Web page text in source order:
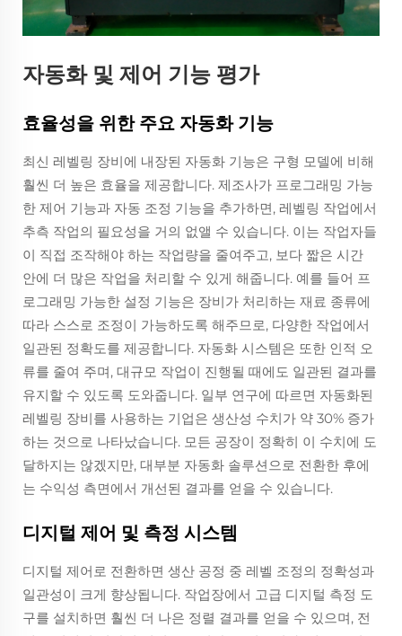
자동화 및 제어 기능 평가
효율성을 위한 주요 자동화 기능
최신 레벨링 장비에 내장된 자동화 기능은 구형 모델에 비해
훨씬 더 높은 효율을 제공합니다. 제조사가 프로그래밍 가능
한 제어 기능과 자동 조정 기능을 추가하면, 레벨링 작업에서
추측 작업의 필요성을 거의 없앨 수 있습니다. 이는 작업자들
이 직접 조작해야 하는 작업량을 줄여주고, 보다 짧은 시간
안에 더 많은 작업을 처리할 수 있게 해줍니다. 예를 들어 프
로그래밍 가능한 설정 기능은 장비가 처리하는 재료 종류에
따라 스스로 조정이 가능하도록 해주므로, 다양한 작업에서
일관된 정확도를 제공합니다. 자동화 시스템은 또한 인적 오
류를 줄여 주며, 대규모 작업이 진행될 때에도 일관된 결과를
유지할 수 있도록 도와줍니다. 일부 연구에 따르면 자동화된
레벨링 장비를 사용하는 기업은 생산성 수치가 약 30% 증가
하는 것으로 나타났습니다. 모든 공장이 정확히 이 수치에 도
달하지는 않겠지만, 대부분 자동화 솔루션으로 전환한 후에
는 수익성 측면에서 개선된 결과를 얻을 수 있습니다.
디지털 제어 및 측정 시스템
디지털 제어로 전환하면 생산 공정 중 레벨 조정의 정확성과
일관성이 크게 향상됩니다. 작업장에서 고급 디지털 측정 도
구를 설치하면 훨씬 더 나은 정렬 결과를 얻을 수 있으며, 전